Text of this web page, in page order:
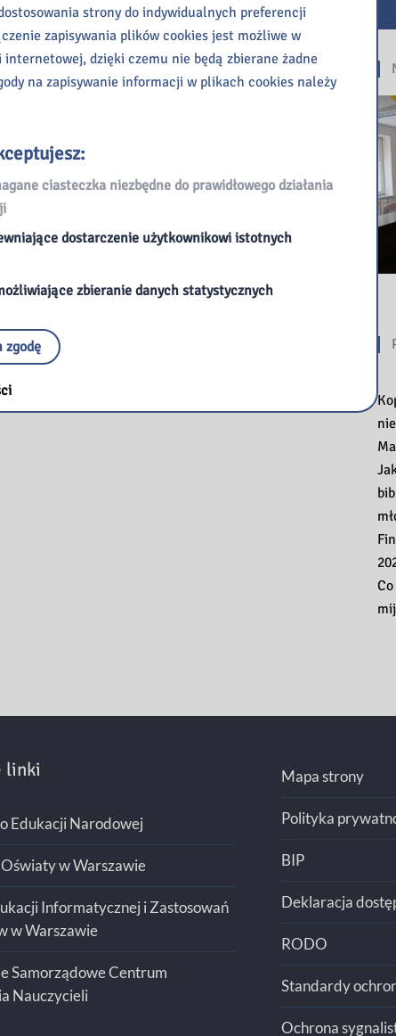
linki
Edukacji Narodowej
w Warszawie
Informatycznej i Zastosowań
w Warszawie
Samorządowe Centrum
Nauczycieli
Mapa strony
Polityka
BIP
Deklaracja
RODO
Standardy
Ochrona
strony do indywidualnych preferencji
zapisywania plików cookies jest możliwe w
dzięki czemu nie będą zbierane żadne
na zapisywanie informacji w plikach cookies należy
ciasteczka niezbędne do prawidłowego działania
dostarczenie użytkownikowi istotnych
zbieranie danych statystycznych
zgodę